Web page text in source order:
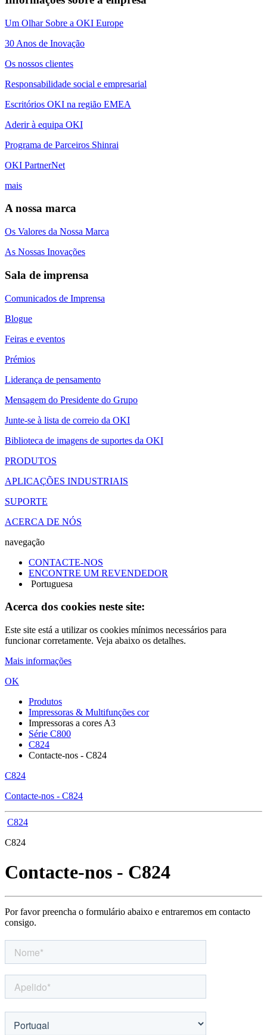
Um Olhar Sobre a OKI Europe
30 Anos de Inovação
Os nossos clientes
Responsabilidade social e empresarial
Escritórios OKI na região EMEA
Aderir à equipa OKI
Programa de Parceiros Shinrai
OKI PartnerNet
mais
A nossa marca
Os Valores da Nossa Marca
As Nossas Inovações
Sala de imprensa
Comunicados de Imprensa
Blogue
Feiras e eventos
Prémios
Liderança de pensamento
Mensagem do Presidente do Grupo
Junte-se à lista de correio da OKI
Biblioteca de imagens de suportes da OKI
PRODUTOS
APLICAÇÕES INDUSTRIAIS
SUPORTE
ACERCA DE NÓS
navegação
CONTACTE-NOS
ENCONTRE UM REVENDEDOR
Portuguesa
Acerca dos cookies neste site:
Este site está a utilizar os cookies mínimos necessários para
funcionar corretamente. Veja abaixo os detalhes.
Mais informações
OK
Produtos
Impressoras & Multifunções cor
Impressoras a cores A3
Série C800
C824
Contacte-nos - C824
C824
Contacte-nos - C824
C824
C824
Contacte-nos - C824
Por favor preencha o formulário abaixo e entraremos em contacto
consigo.